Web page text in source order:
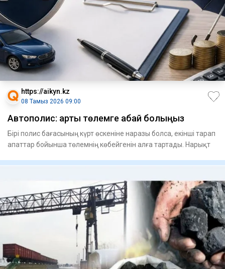
https://aikyn.kz
08 Тамыз 2026 09:00
Автополис: артық төлемге абай болыңыз
Бірі полис бағасының күрт өскеніне наразы болса, екінші тарап
апаттар бойынша төлемнің көбейгенін алға тартады. Нарықт